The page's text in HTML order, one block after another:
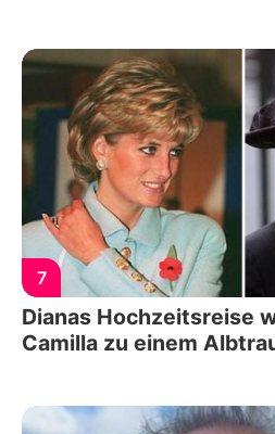
7
Dianas Hochzeitsreise
Camilla zu einem